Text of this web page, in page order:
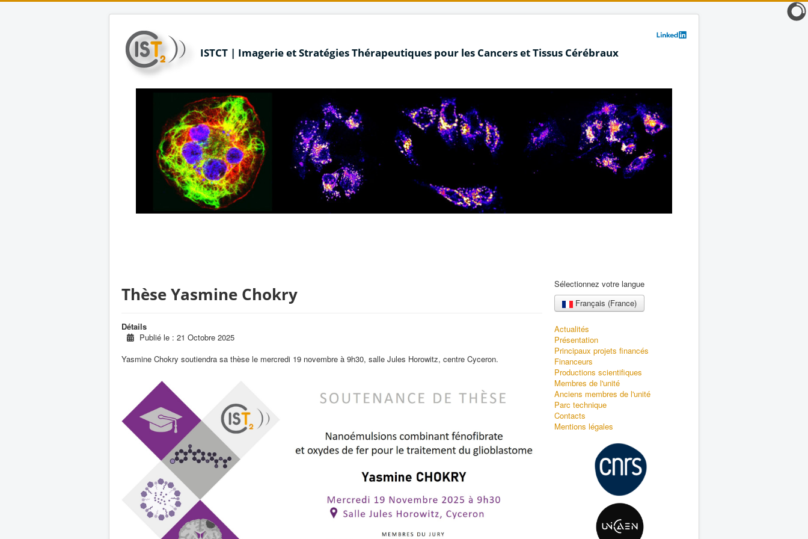
ISTCT | Imagerie et Stratégies Thérapeutiques pour les Cancers et Tissus Cérébraux
Thèse Yasmine Chokry
Détails
Publié le : 21 Octobre 2025
Yasmine Chokry soutiendra sa thèse le mercredi 19 novembre à 9h30, salle Jules Horowitz, centre Cyceron.
Sélectionnez votre langue
Français (France)
Actualités
Présentation
Principaux projets financés
Financeurs
Productions scientifiques
Membres de l'unité
Anciens membres de l'unité
Parc technique
Contacts
Mentions légales